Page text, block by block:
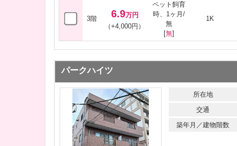
3階 6.9万円
（+4,000円）
ペット飼育
時、1ヶ月/
無
[無]
1K
パークハイツ
所在地
交通
築年月／建物階数